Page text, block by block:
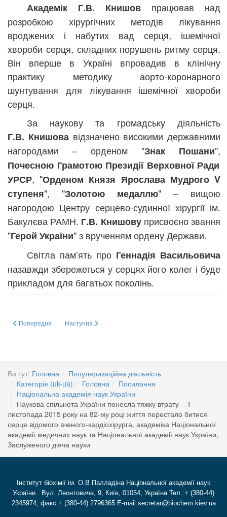
Академік Г.В. Книшовпрацював над
розробкою хірургічних методів лікування
вроджених і набутих вад серця, ішемічної
хвороби серця, складних порушень ритму серця.
Він вперше в Україні впровадив в клінічну
практику методику аорто-коронарного
шунтування для лікування ішемічної хвороби
серця.
За наукову та громадську діяльність
Г.В. Книшовавідзначено високими державними
нагородами – орденом "Знак Пошани",
Почесною Грамотою Президії Верховної Ради
УРСР, "Орденом Князя Ярослава Мудрого V
ступеня", "Золотою медаллю" – вищою
нагородою Центру серцево-судинної хірургії ім.
Бакулєва РАМН. Г.В. Книшовуприсвоєно звання
"Герой України" з врученням ордену Держави.
Світла пам’ять про Геннадія Васильовича
назавжди збережеться у серцях його колег і буде
прикладом для багатьох поколінь.
Попередня стаття: National Academy of Sciences of Ukraine
Попередня Наступна стаття: Національна академія наук України
Наступна
Ви тут: Головна
Популяризаційна діяльність
Категорія (uk-ua)
Головна
Посилання
Національна академія наук України
Наукова спільнота України понесла тяжку втрату – 1
листопада 2015 року на 82-му році життя перестало битися
серце відомого вченого-кардіохірурга, академіка Національної
академії медичних наук та Національної академії наук України,
Заслуженого діяча науки
Інститут біохімії ім. О.В Палладіна Національної академії наук
України Вул. Леонтовича, 9, Київ, 01054, Україна Тел.:+ (380-44)
2345974; факс:+ (380-44) 2796365 E-mail:secretar@biochem.kiev.ua